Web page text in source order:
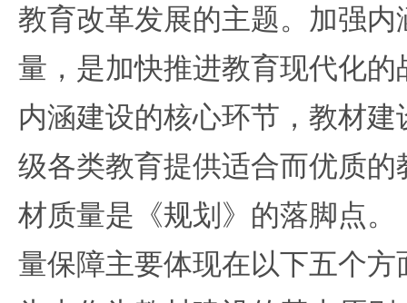
教育改革发展的主题。加强
量，是加快推进教育现代化
内涵建设的核心环节，教材
级各类教育提供适合而优质
材质量是《规划》的落脚点
量保障主要体现在以下五个